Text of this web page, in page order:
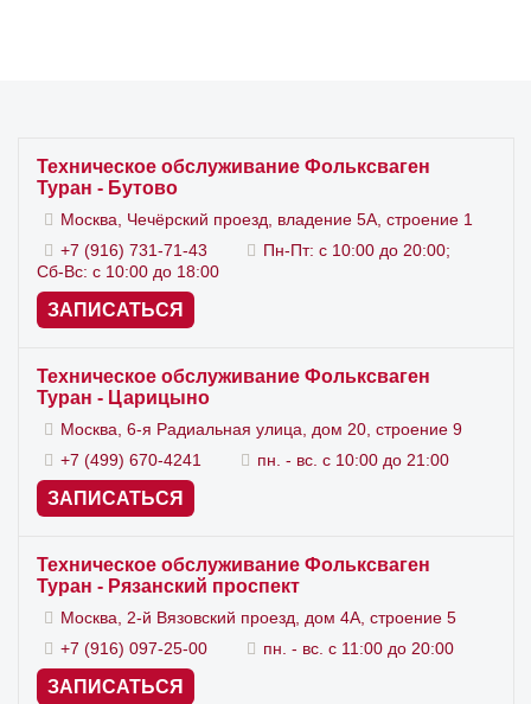
до первой поломки – неправильно. Любые
неисправности следует предотвращать еще на
этапе их зарождения.
Для чего посещать профильный
автосервис
С целью качественного обслуживания авто
настолько рекомендуем посещать профильный
автосервис VAG. По результатам технического
обслуживания ставится отметка в сервисной
автомобиль.
Запись на техническое обслуживание
Фольксваген Туран в Москве
Техническое обслуживание Фольксваген
Туран - Бутово
Москва, Чечёрский проезд, владение 5А, строение 1
+7 (916) 731-71-43
Пн-Пт: с 10:00 до 20:00;
Сб-Вс: с 10:00 до 18:00
ЗАПИСАТЬСЯ
Техническое обслуживание Фольксваген
Туран - Царицыно
Москва, 6-я Радиальная улица, дом 20, строение 9
+7 (499) 670-4241
пн. - вс. с 10:00 до 21:00
ЗАПИСАТЬСЯ
Техническое обслуживание Фольксваген
Туран - Рязанский проспект
Москва, 2-й Вязовский проезд, дом 4А, строение 5
+7 (916) 097-25-00
пн. - вс. с 11:00 до 20:00
ЗАПИСАТЬСЯ